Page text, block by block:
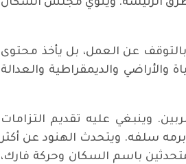
من حواجز الطرق الرئيسة. وينوي مجلس السكان
عن العمل، بل يأخذ محتوى
والديمقراطية والعدالة
وينبغي عليه تقديم التزامات
سلفه. ويتحدث الهنود عن أكثر
باسم السكان وحركة فارك،